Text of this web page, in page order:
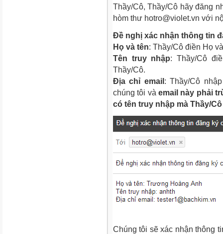
Thầy/Cô, Thầy/Cô hãy đăng
hòm thư hotro@violet.vn với
Đề nghị xác nhận thông tin
Họ và tên: Thầy/Cô điền Họ
Tên truy nhập: Thầy/Cô
Thầy/Cô.
Địa chỉ email : Thầy/Cô
chúng tôi vàemail này phải
có tên truy nhập mà Thầy/
Chúng tôi sẽ xác nhận thông